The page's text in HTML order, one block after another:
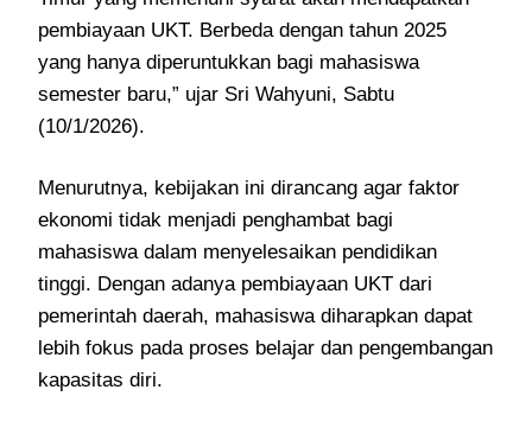
pembiayaan UKT. Berbeda dengan tahun 2025
yang hanya diperuntukkan bagi mahasiswa
semester baru,” ujar Sri Wahyuni, Sabtu
(10/1/2026).
Menurutnya, kebijakan ini dirancang agar faktor
ekonomi tidak menjadi penghambat bagi
mahasiswa dalam menyelesaikan pendidikan
tinggi. Dengan adanya pembiayaan UKT dari
pemerintah daerah, mahasiswa diharapkan dapat
lebih fokus pada proses belajar dan pengembangan
kapasitas diri.